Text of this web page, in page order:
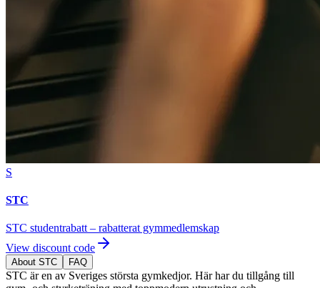
S
STC
STC studentrabatt – rabatterat gymmedlemskap
View discount code
About STC FAQ
STC är en av Sveriges största gymkedjor. Här har du tillgång till